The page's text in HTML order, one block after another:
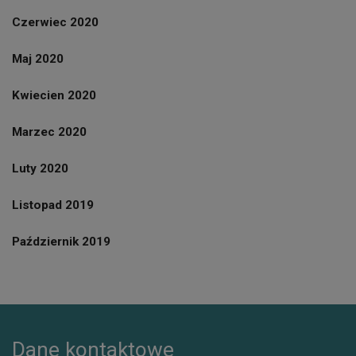
Czerwiec 2020
Maj 2020
Kwiecien 2020
Marzec 2020
Luty 2020
Listopad 2019
Październik 2019
Dane kontaktowe